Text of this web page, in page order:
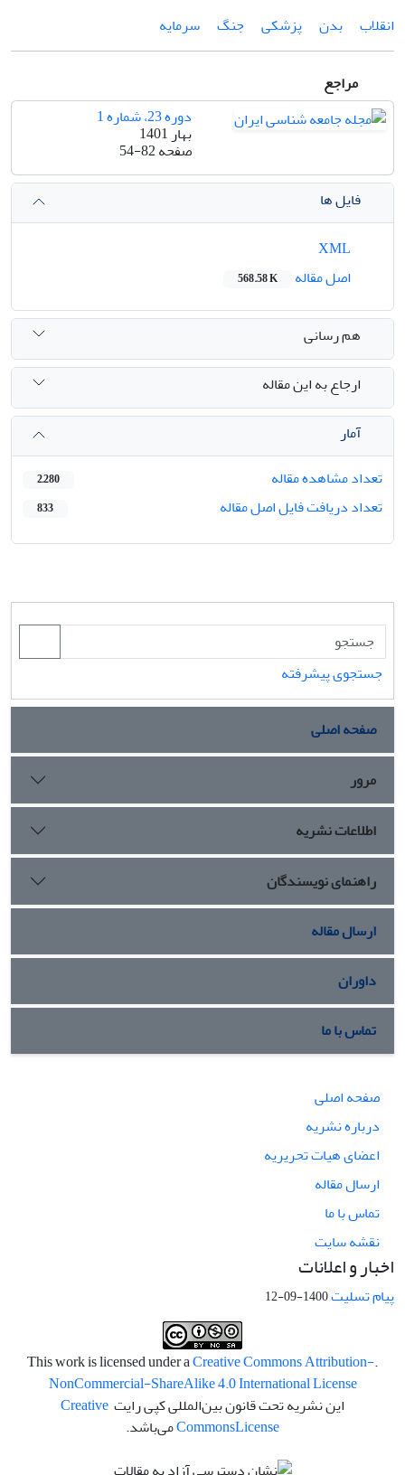
انقلاب
بدن پزشکی جنگ سرمایه
مراجع
دوره 23، شماره 1
بهار 1401
صفحه54-82
فایل ها
اصل مقاله
568.58 K
هم رسانی
ارجاع به این مقاله
آمار
تعداد مشاهده مقاله
2,280
تعداد دریافت فایل اصل مقاله 833
جستجوی پیشرفته
صفحه اصلی
مرور
اطلاعات نشریه
راهنمای نویسندگان
ارسال مقاله
داوران
تماس با ما
صفحه اصلی
درباره نشریه
اعضای هیات تحریریه
ارسال مقاله
تماس با ما
نقشه سایت
اخبار و اعلانات
پیام تسلیت1400-09-12
.This work is licensed under a
Creative Commons Attribution-
NonCommercial-ShareAlike 4.0 International License
این نشریه تحت قانون بین‌المللی کپی رایت Creative
CommonsLicense می‌باشد.